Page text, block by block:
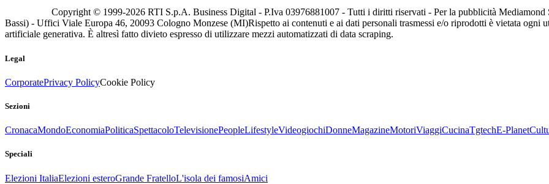
Copyright © 1999-2026 RTI S.p.A. Business Digital - P.Iva 03976881007 - Tutti i diritti riservati - Per la pubblicità
Bassi) - Uffici Viale Europa 46, 20093 Cologno Monzese (MI)Rispetto ai contenuti e ai dati personali trasmessi e/o riprodotti è vietata ogni
artificiale generativa. È altresì fatto divieto espresso di utilizzare mezzi automatizzati di data scraping.
Legal
CorporatePrivacy PolicyCookie Policy
Sezioni
CronacaMondoEconomiaPoliticaSpettacoloTelevisionePeopleLifestyleVideogiochiDonneMagazineMotoriViaggiCucinaTgtechE-Planet
Speciali
Elezioni ItaliaElezioni esteroGrande FratelloL'isola dei famosiAmici